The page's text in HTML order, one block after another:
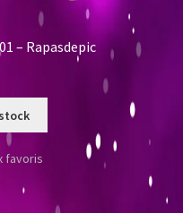
– Rapasdepic
favoris